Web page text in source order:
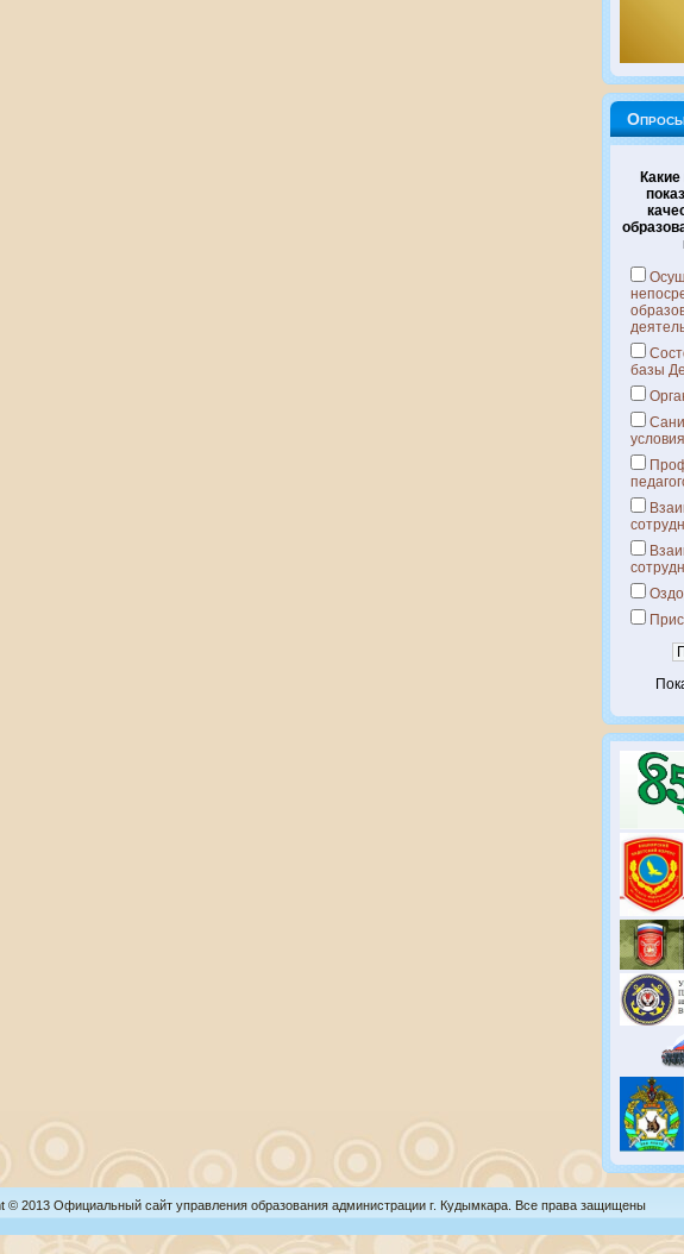
базы
условия
© 2013 Официальный сайт управления образования администрации г. Кудымкара. Все права защищены